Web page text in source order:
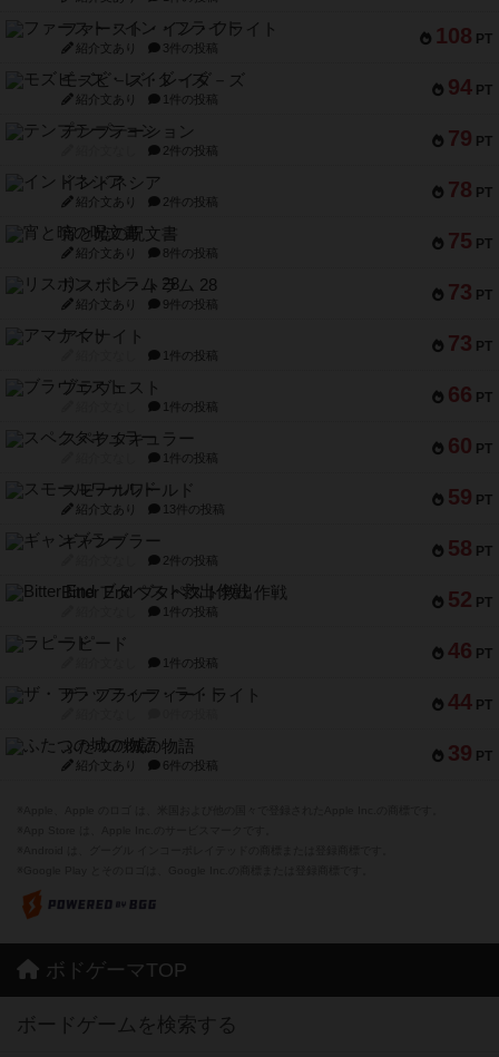
108 PT
ファースト・イン・フライト
紹介文あり 3件の投稿
94 PT
モズビ－ズ・レイダ－ズ
紹介文あり 1件の投稿
79 PT
テンプテーション
2件の投稿
78 PT
インドネシア
紹介文あり 2件の投稿
75 PT
宵と暁の呪文書
紹介文あり 8件の投稿
73 PT
リスボン・トラム 28
紹介文あり 9件の投稿
73 PT
アマナイト
1件の投稿
66 PT
ブラヴェスト
1件の投稿
60 PT
スペクタキュラー
1件の投稿
59 PT
スモールワールド
紹介文あり 13件の投稿
58 PT
ギャンブラー
2件の投稿
52 PT
Bitter End ブタペスト救出作戦
1件の投稿
46 PT
ラピード
1件の投稿
44 PT
ザ・フラッフィー・ライト
39 PT
ふたつの城の物語
紹介文あり 6件の投稿
ボドゲーマTOP
ボードゲームを検索する